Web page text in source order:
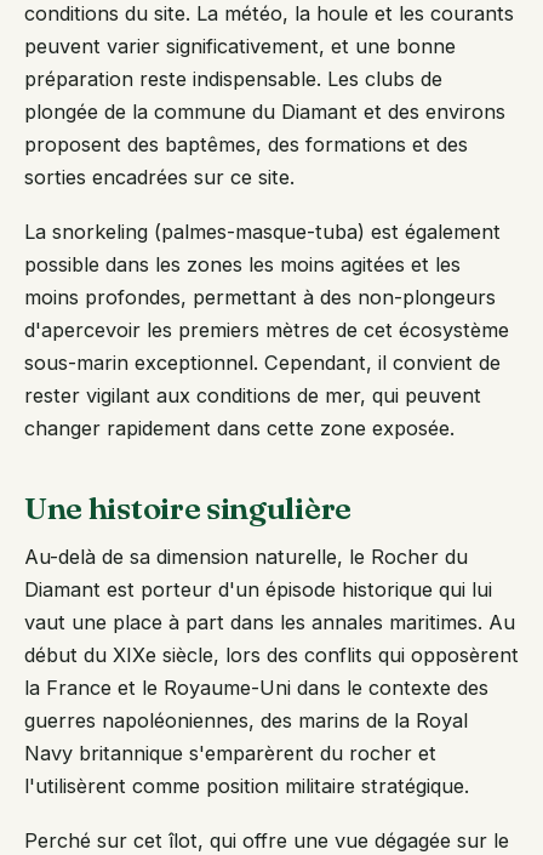
conditions du site. La météo, la houle et les courants
peuvent varier significativement, et une bonne
préparation reste indispensable. Les clubs de
plongée de la commune du Diamant et des environs
proposent des baptêmes, des formations et des
sorties encadrées sur ce site.
La snorkeling (palmes-masque-tuba) est également
possible dans les zones les moins agitées et les
moins profondes, permettant à des non-plongeurs
d'apercevoir les premiers mètres de cet écosystème
sous-marin exceptionnel. Cependant, il convient de
rester vigilant aux conditions de mer, qui peuvent
changer rapidement dans cette zone exposée.
Une histoire singulière
Au-delà de sa dimension naturelle, le Rocher du
Diamant est porteur d'un épisode historique qui lui
vaut une place à part dans les annales maritimes. Au
début du XIXe siècle, lors des conflits qui opposèrent
la France et le Royaume-Uni dans le contexte des
guerres napoléoniennes, des marins de la Royal
Navy britannique s'emparèrent du rocher et
l'utilisèrent comme position militaire stratégique.
Perché sur cet îlot, qui offre une vue dégagée sur le